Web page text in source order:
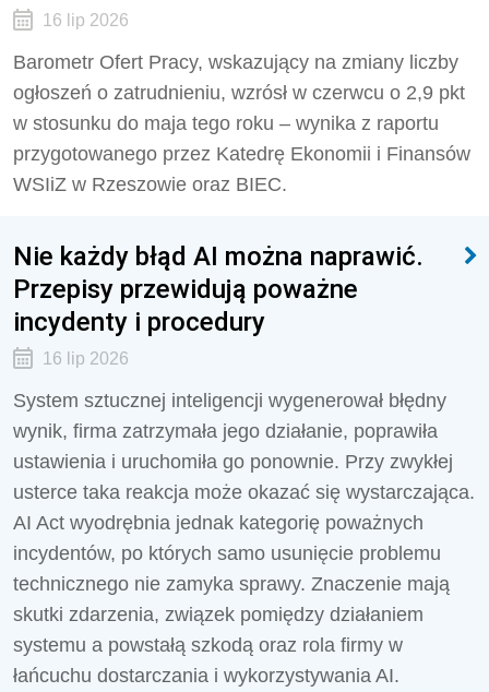
16 lip 2026
Barometr Ofert Pracy, wskazujący na zmiany liczby
ogłoszeń o zatrudnieniu, wzrósł w czerwcu o 2,9 pkt
w stosunku do maja tego roku – wynika z raportu
przygotowanego przez Katedrę Ekonomii i Finansów
WSIiZ w Rzeszowie oraz BIEC.
Nie każdy błąd AI można naprawić.
Przepisy przewidują poważne
incydenty i procedury
16 lip 2026
System sztucznej inteligencji wygenerował błędny
wynik, firma zatrzymała jego działanie, poprawiła
ustawienia i uruchomiła go ponownie. Przy zwykłej
usterce taka reakcja może okazać się wystarczająca.
AI Act wyodrębnia jednak kategorię poważnych
incydentów, po których samo usunięcie problemu
technicznego nie zamyka sprawy. Znaczenie mają
skutki zdarzenia, związek pomiędzy działaniem
systemu a powstałą szkodą oraz rola firmy w
łańcuchu dostarczania i wykorzystywania AI.